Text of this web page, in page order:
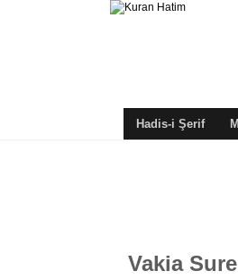
Hadis-i Şerif
Vakia